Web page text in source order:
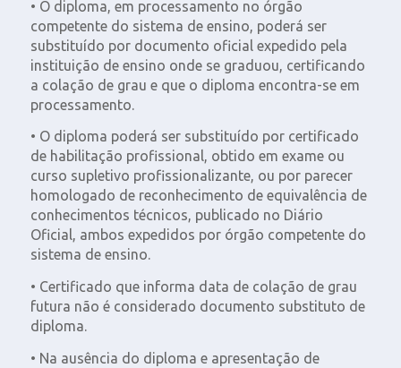
• O diploma, em processamento no órgão
competente do sistema de ensino, poderá ser
substituído por documento oficial expedido pela
instituição de ensino onde se graduou, certificando
a colação de grau e que o diploma encontra-se em
processamento.
• O diploma poderá ser substituído por certificado
de habilitação profissional, obtido em exame ou
curso supletivo profissionalizante, ou por parecer
homologado de reconhecimento de equivalência de
conhecimentos técnicos, publicado no Diário
Oficial, ambos expedidos por órgão competente do
sistema de ensino.
• Certificado que informa data de colação de grau
futura não é considerado documento substituto de
diploma.
• Na ausência do diploma e apresentação de